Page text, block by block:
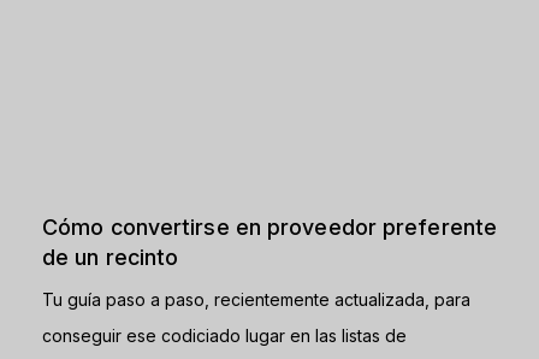
Cómo convertirse en proveedor preferente
de un recinto
Tu guía paso a paso, recientemente actualizada, para
conseguir ese codiciado lugar en las listas de